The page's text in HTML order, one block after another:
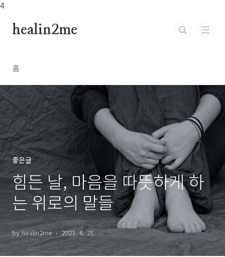
4
본문 바로가기
healin2me
홈
좋은글
힘든 날, 마음을 따뜻하게 하
는 위로의 말들
by healin2me 2023. 6. 21.